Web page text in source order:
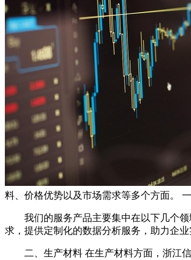
料、价格优势以及市场需求等多个方面。
我们的服务产品主要集中在以下几个
求，提供定制化的数据分析服务，助力企
二、生产材料 在生产材料方面，浙江